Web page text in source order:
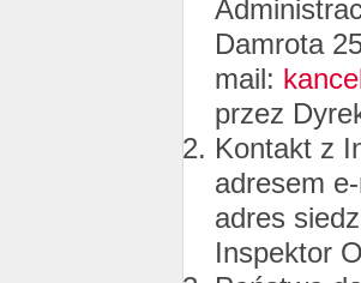
Damrota
mail:
przez
Kontakt z
adresem
adres
Inspektor